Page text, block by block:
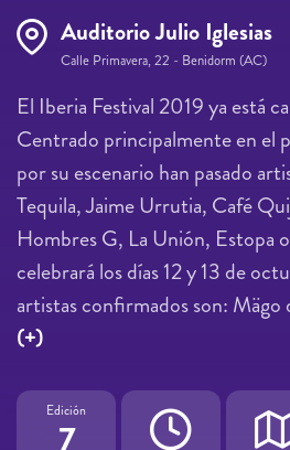
Auditorio Julio Iglesias
Calle Primavera, 22 - Benidorm (AC)
El Iberia Festival 2019 ya está
Centrado principalmente en el
por su escenario han pasado
Tequila, Jaime Urrutia, Café
Hombres G, La Unión, Estopa
celebrará los días 12 y 13 de
artistas confirmados son: Mägo
(+)
Edición
7